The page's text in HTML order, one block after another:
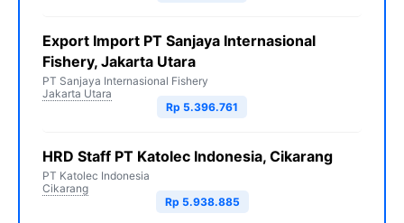
Export Import PT Sanjaya Internasional
Fishery, Jakarta Utara
PT Sanjaya Internasional Fishery
Jakarta Utara
Rp 5.396.761
HRD Staff PT Katolec Indonesia, Cikarang
PT Katolec Indonesia
Cikarang
Rp 5.938.885